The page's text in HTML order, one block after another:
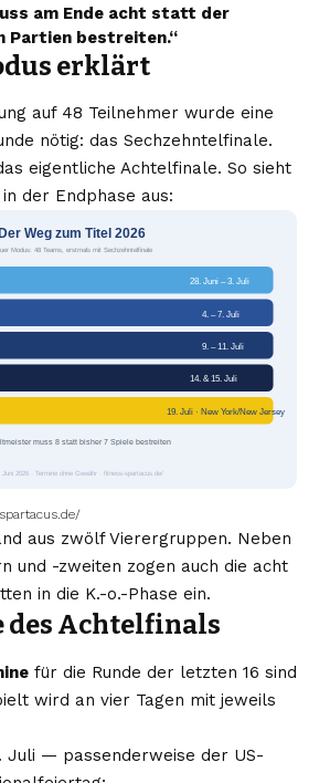
am Ende acht statt der
Partien bestreiten.“
erklärt
auf 48 Teilnehmer wurde eine
nötig: das Sechzehntelfinale.
eigentliche Achtelfinale. So sieht
in der Endphase aus:
Weg zum Titel 2026
Modus: 48 Teams, erstmals mit Sechzehntelfinale
28. Juni – 3. Juli
4. – 7. Juli
9. – 11. Juli
14. & 15. Juli
19. Juli · New York/New Jersey
muss 8 statt bisher 7 Spiele bestreiten
2026 · Termine ohne Gewähr · fitness-spartacus.de/
aus zwölf Vierergruppen. Neben
und -zweiten zogen auch die acht
in die K.-o.-Phase ein.
des Achtelfinals
für die Runde der letzten 16 sind
wird an vier Tagen mit jeweils
Juli — passenderweise der US-